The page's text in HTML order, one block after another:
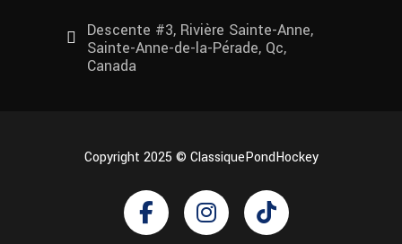
Descente #3, Rivière Sainte-Anne,
Sainte-Anne-de-la-Pérade, Qc,
Canada
Copyright 2025 © ClassiquePondHockey